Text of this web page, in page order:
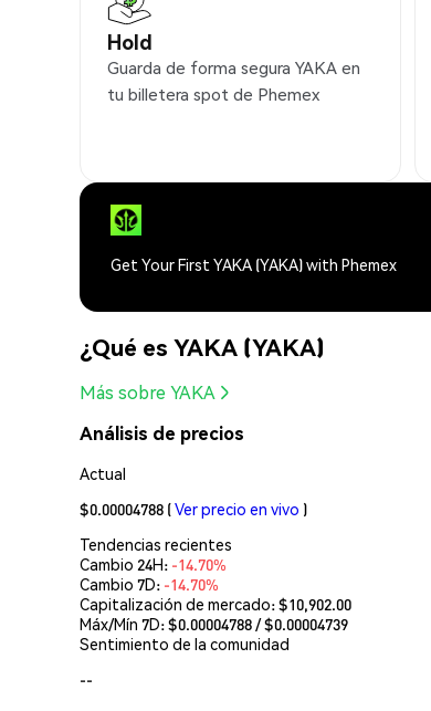
Hold
Guarda de forma segura YAKA en
tu billetera spot de Phemex
Get Your First YAKA (YAKA) with Phemex
¿Qué es YAKA (YAKA)
Más sobre YAKA
Análisis de precios
Actual
$0.00004788 (Ver precio en vivo )
Tendencias recientes
Cambio 24H: -14.70%
Cambio 7D: -14.70%
Capitalización de mercado:$10,902.00
Máx/Mín 7D: $0.00004788/ $0.00004739
Sentimiento de la comunidad
--